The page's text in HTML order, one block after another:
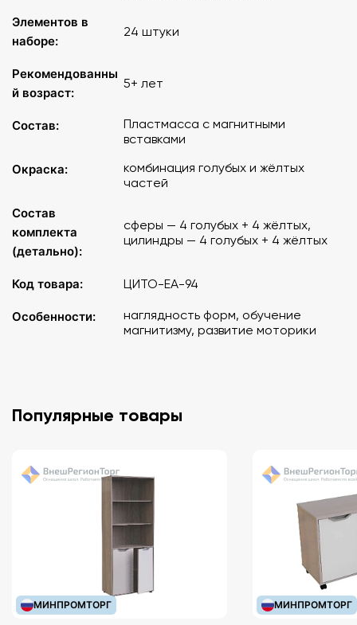
Элементов в
наборе:
24 штуки
Рекомендованны
й возраст:
5+ лет
Состав:
Пластмасса с магнитными
вставками
Окраска:
комбинация голубых и жёлтых
частей
Состав
комплекта
(детально):
сферы — 4 голубых + 4 жёлтых,
цилиндры — 4 голубых + 4 жёлтых
Код товара: ЦИТО-ЕА-94
Особенности:
наглядность форм, обучение
магнитизму, развитие моторики
Популярные товары
МИНПРОМТОРГ МИНПРОМТОРГ